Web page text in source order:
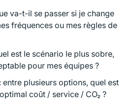
va-t-il se passer si je change
fréquences ou mes règles de
est le scénario le plus sobre,
pour mes équipes ?
entre plusieurs options, quel est
coût / service / CO₂ ?